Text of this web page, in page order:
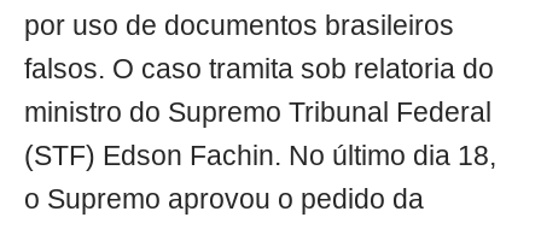
por uso de documentos brasileiros
falsos. O caso tramita sob relatoria do
ministro do Supremo Tribunal Federal
(STF) Edson Fachin. No último dia 18,
o Supremo aprovou o pedido da